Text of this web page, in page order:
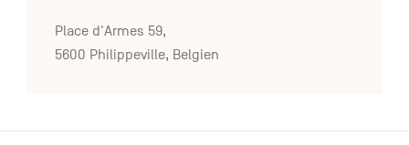
Place d'Armes 59,
5600 Philippeville, Belgien